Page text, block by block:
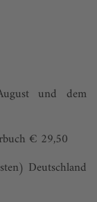
und dem
€ 29,50
Deutschland